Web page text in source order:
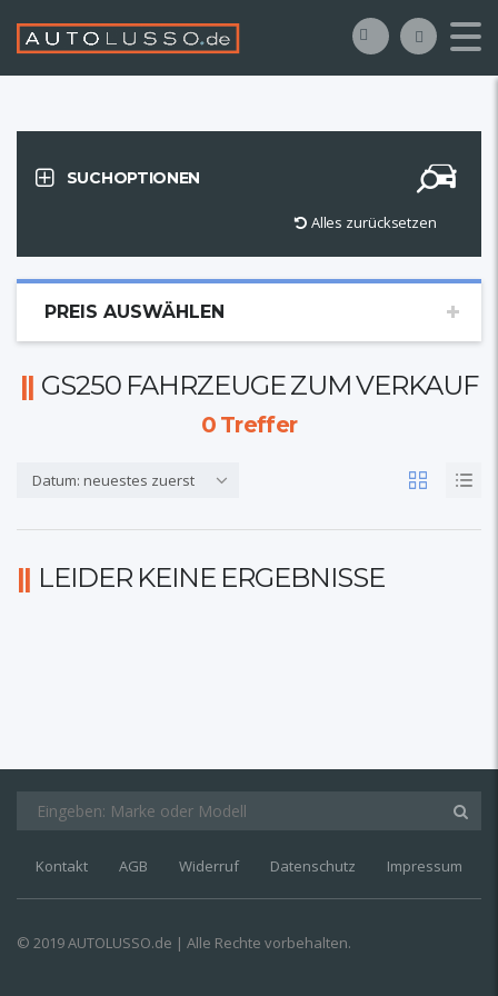
SUCHOPTIONEN
Alles zurücksetzen
PREIS AUSWÄHLEN
GS250 FAHRZEUGE ZUM VERKAUF
0Treffer
Datum: neuestes zuerst
LEIDER KEINE ERGEBNISSE
Kontakt AGB Widerruf Datenschutz Impressum
© 2019 AUTOLUSSO.de | Alle Rechte vorbehalten.